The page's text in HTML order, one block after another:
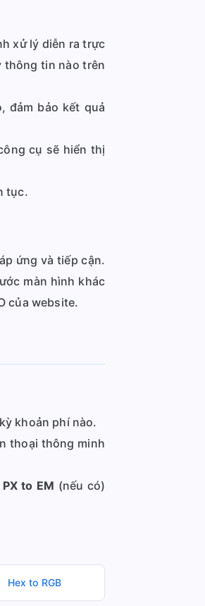
xử lý diễn ra trực
thông tin nào trên
đảm bảo kết quả
cụ sẽ hiển thị
tục.
ứng và tiếp cận.
màn hình khác
của website.
khoản phí nào.
thoại thông minh
to EM (nếu có)
Hex to RGB